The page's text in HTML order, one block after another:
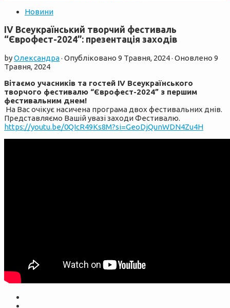
Новини
IV Всеукраїнський творчий фестиваль
“Єврофест-2024”: презентація заходів
byОлександра· Опубліковано 9 Травня, 2024· Оновлено 9
Травня, 2024
Вітаємо учасників та гостей IV Всеукраїнського
творчого фестивалю “Єврофест-2024” з першим
фестивальним днем!
На Вас очікує насичена програма двох фестивальних днів.
Представляємо Вашій увазі заходи Фестивалю.
https://youtu.be/0QIcR49Ks8M?si=GeoDjQunWDN4Zu4H